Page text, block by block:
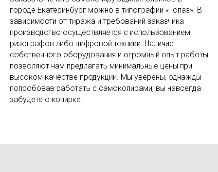
городе Екатеринбург можно в типографии «Топаз». В
зависимости от тиража и требований заказчика
производство осуществляется с использованием
ризографов либо цифровой техники. Наличие
собственного оборудования и огромный опыт работы
позволяют нам предлагать минимальные цены при
высоком качестве продукции. Мы уверены, однажды
попробовав работать с самокопирами, вы навсегда
забудете о копирке.